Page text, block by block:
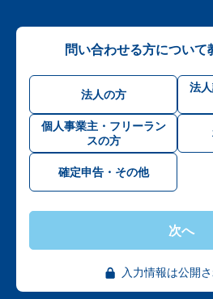
問い合わせる方について
法人の方
法
個人事業主・フリーラン
スの方
確定申告・その他
次へ
入力情報は公開